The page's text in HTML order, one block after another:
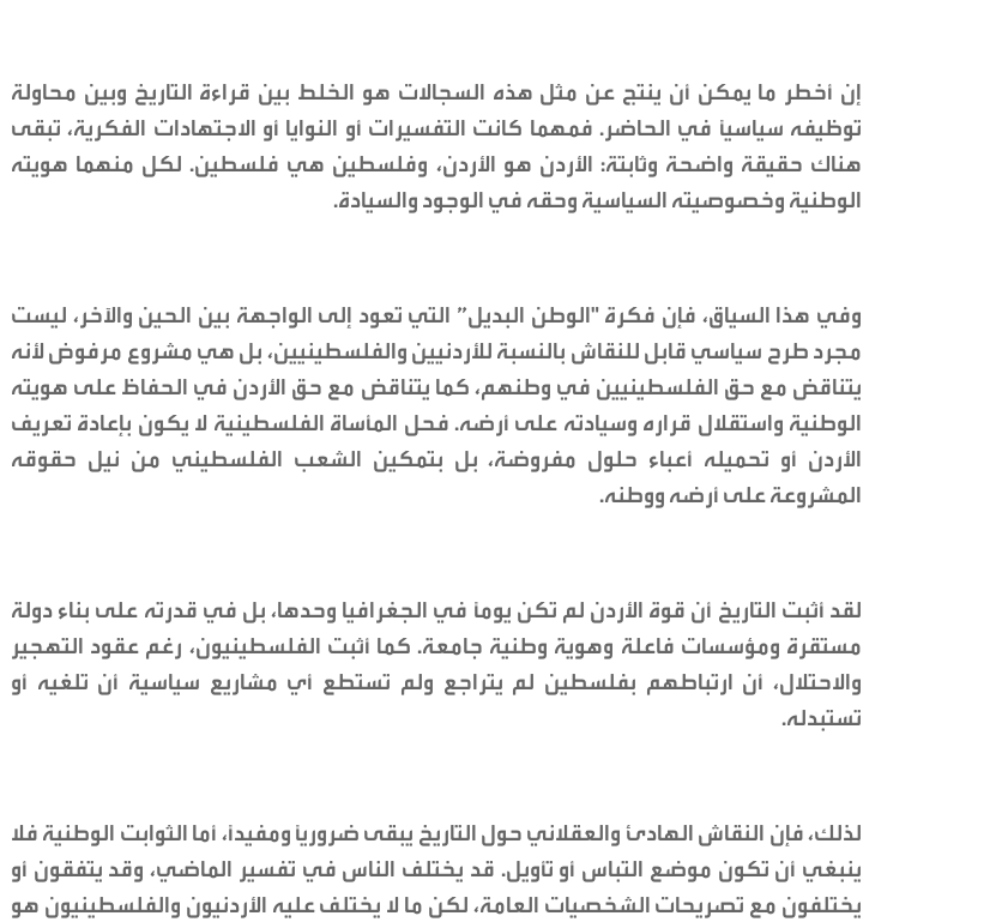
إن أخطر ما يمكن أن ينتج عن مثل هذه السجالات هو الخلط بين قراءة التاريخ وبين محاولة
توظيفه سياسياً في الحاضر. فمهما كانت التفسيرات أو النوايا أو الاجتهادات الفكرية، تبقى
هناك حقيقة واضحة وثابتة: الأردن هو الأردن، وفلسطين هي فلسطين. لكل منهما هويته
الوطنية وخصوصيته السياسية وحقه في الوجود والسيادة.
وفي هذا السياق، فإن فكرة "الوطن البديل” التي تعود إلى الواجهة بين الحين والآخر، ليست
مجرد طرح سياسي قابل للنقاش بالنسبة للأردنيين والفلسطينيين، بل هي مشروع مرفوض لأنه
يتناقض مع حق الفلسطينيين في وطنهم، كما يتناقض مع حق الأردن في الحفاظ على هويته
الوطنية واستقلال قراره وسيادته على أرضه. فحل المأساة الفلسطينية لا يكون بإعادة تعريف
الأردن أو تحميله أعباء حلول مفروضة، بل بتمكين الشعب الفلسطيني من نيل حقوقه
المشروعة على أرضه ووطنه.
لقد أثبت التاريخ أن قوة الأردن لم تكن يوماً في الجغرافيا وحدها، بل في قدرته على بناء دولة
مستقرة ومؤسسات فاعلة وهوية وطنية جامعة. كما أثبت الفلسطينيون، رغم عقود التهجير
والاحتلال، أن ارتباطهم بفلسطين لم يتراجع ولم تستطع أي مشاريع سياسية أن تلغيه أو
تستبدله.
لذلك، فإن النقاش الهادئ والعقلاني حول التاريخ يبقى ضرورياً ومفيداً، أما الثوابت الوطنية فلا
ينبغي أن تكون موضع التباس أو تأويل. قد يختلف الناس في تفسير الماضي، وقد يتفقون أو
يختلفون مع تصريحات الشخصيات العامة، لكن ما لا يختلف عليه الأردنيون والفلسطينيون هو